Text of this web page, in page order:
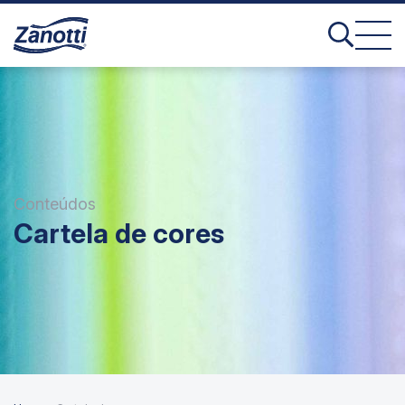
Conteúdos
Cartela de cores